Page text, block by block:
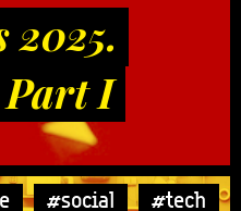
2025.
I
#social #tech